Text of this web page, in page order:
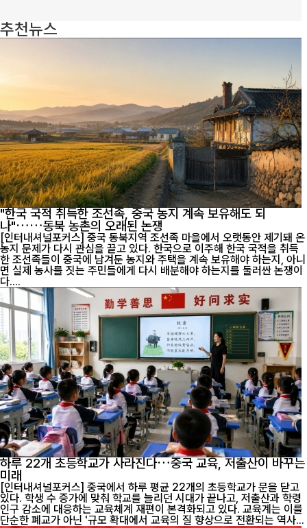
추천뉴스
"한국 국적 취득한 조선족, 중국 농지 계속 보유해도 되
나"……동북 농촌의 오래된 논쟁
[인터내셔널포커스] 중국 동북지역 조선족 마을에서 오랫동안 제기돼 온
농지 문제가 다시 관심을 끌고 있다. 한국으로 이주해 한국 국적을 취득
한 조선족들이 중국에 남겨둔 농지와 주택을 계속 보유해야 하는지, 아니
면 실제 농사를 짓는 주민들에게 다시 배분해야 하는지를 둘러싼 논쟁이
다....
하루 22개 초등학교가 사라진다…중국 교육, 저출산이 바꾸는
미래
[인터내셔널포커스] 중국에서 하루 평균 22개의 초등학교가 문을 닫고
있다. 학생 수 증가에 맞춰 학교를 늘리던 시대가 끝나고, 저출산과 학령
인구 감소에 대응하는 교육체계 재편이 본격화되고 있다. 교육계는 이를
단순한 폐교가 아닌 '규모 확대에서 교육의 질 향상으로 전환되는 역사...